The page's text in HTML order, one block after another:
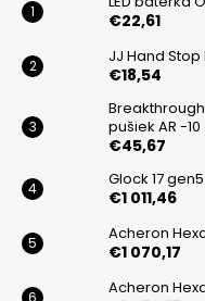
€22,61
JJ Hand
€18,54
pušiek AR -
€45,67
Glock 17
€1 011,46
Acheron
€1 070,17
Acheron